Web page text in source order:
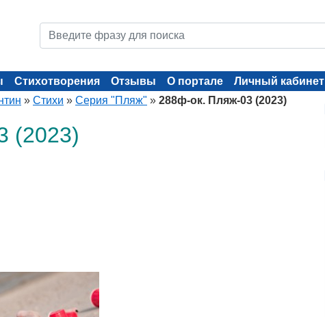
Стихотворения Отзывы О портале
Личный кабинет
» Стихи » Серия "Пляж" » 288ф-ок. Пляж-03 (2023)
(2023)